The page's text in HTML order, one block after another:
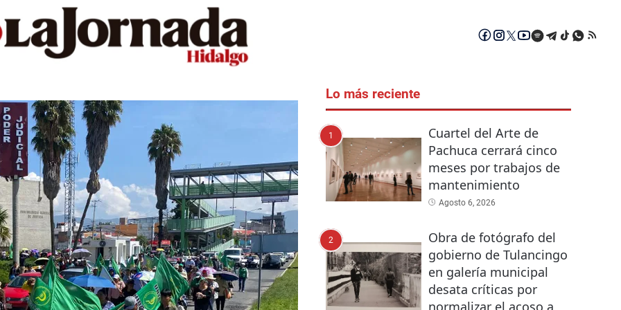
Lo más reciente
1
Cuartel del Arte de
Pachuca cerrará cinco
meses por trabajos de
mantenimiento
Agosto 6, 2026
2
Obra de fotógrafo del
gobierno de Tulancingo
en galería municipal
desata críticas por
normalizar el acoso a